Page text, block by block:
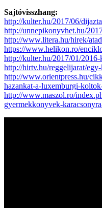
Sajtóvisszhang:
http://kulter.hu/2017/06/
http://unnepikonyvhet.hu/
http://www.litera.hu/hirek/
https://www.helikon.ro/
http://kulter.hu/2017/01/
http://hirtv.hu/reggelijarat/
http://www.orientpress.hu/
hazankat-a-luxemburgi-
http://www.maszol.ro/
gyermekkonyvek-